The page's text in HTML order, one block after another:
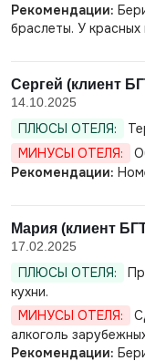
Рекомендации:
браслеты. У красных
Сергей (клиент
14.10.2025
ПЛЮСЫ ОТЕЛЯ:
МИНУСЫ ОТЕЛЯ:
Рекомендации:
Мария (клиент
17.02.2025
ПЛЮСЫ ОТЕЛЯ:
кухни.
МИНУСЫ ОТЕЛЯ:
алкоголь
Рекомендации: